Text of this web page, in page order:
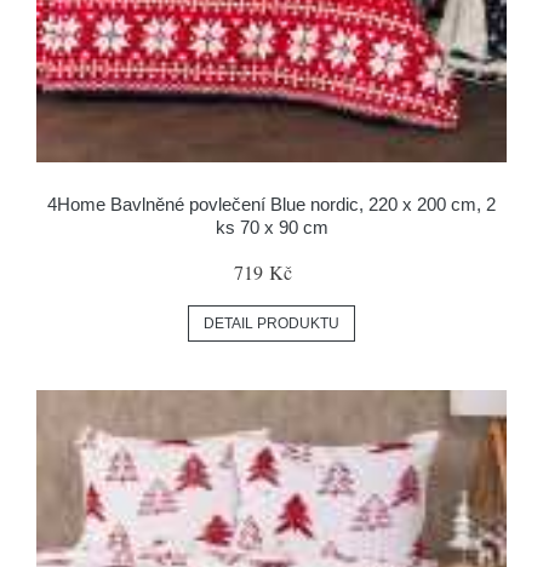
4Home Bavlněné povlečení Blue nordic, 220 x 200 cm, 2
ks 70 x 90 cm
719 Kč
DETAIL PRODUKTU